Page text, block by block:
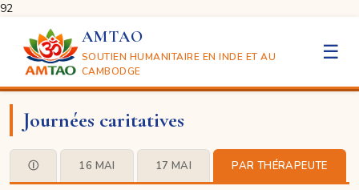
92
AMTAO
SOUTIEN HUMANITAIRE EN INDE ET AU
CAMBODGE
☰
Journées caritatives
Ⓘ 16 MAI 17 MAI PAR THÉRAPEUTE